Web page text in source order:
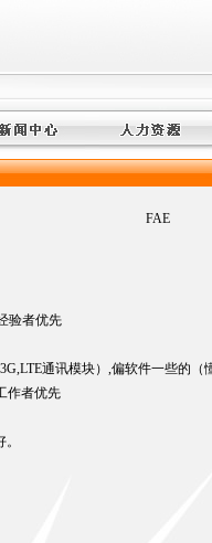
FAE
验者优先
通讯模块）,偏软件一些的
作者优先